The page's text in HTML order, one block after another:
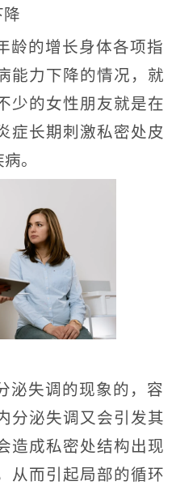
降
龄的增长身体各项指
能力下降的情况，就
少的女性朋友就是在
症长期刺激私密处皮
。
泌失调的现象的，容
分泌失调又会引发其
造成私密处结构出现
从而引起局部的循环